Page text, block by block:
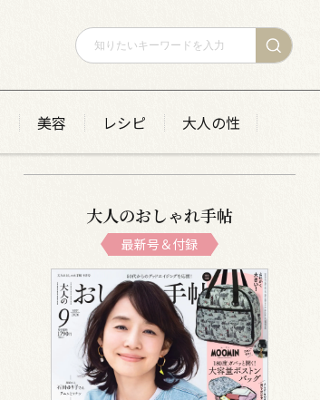
美容 レシピ 大人の性
大人のおしゃれ手帖
最新号＆付録